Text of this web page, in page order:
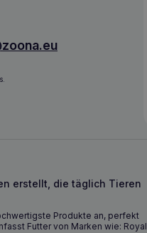
erstellt, die täglich Tieren
Produkte an, perfekt
Futter von Marken wie: Royal